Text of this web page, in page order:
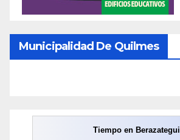
Municipalidad De Quilmes
Tiempo en Berazategui